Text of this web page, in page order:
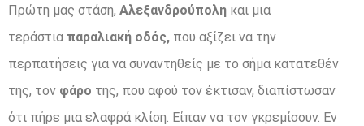
Πρώτη μας στάση, Αλεξανδρούπολη και μια
τεράστια παραλιακή οδός, που αξίζει να την
περπατήσεις για να συναντηθείς με το σήμα κατατεθέν
της, τον φάρο της, που αφού τον έκτισαν, διαπίστωσαν
ότι πήρε μια ελαφρά κλίση. Είπαν να τον γκρεμίσουν. Εν